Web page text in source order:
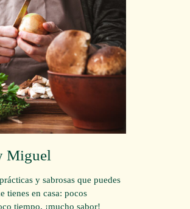
Miguel
y sabrosas que puedes
tienes en casa: pocos
tiempo, ¡mucho sabor!